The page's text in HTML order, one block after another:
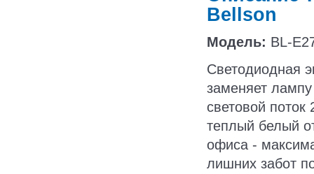
Bellson
Модель: BL-
Светодиодная
заменяет
световой поток
теплый белый
офиса -
лишних забот